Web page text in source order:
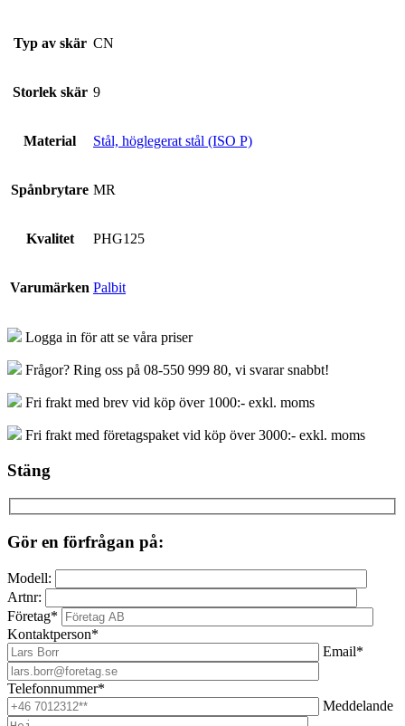
Typ av skär CN
Storlek skär 9
Material Stål, höglegerat stål (ISO P)
Spånbrytare MR
Kvalitet PHG125
Varumärken Palbit
Logga in för att se våra priser
Frågor? Ring oss på 08-550 999 80, vi svarar snabbt!
Fri frakt med brev vid köp över 1000:- exkl. moms
Fri frakt med företagspaket vid köp över 3000:- exkl. moms
Stäng
Gör en förfrågan på:
Modell:
Artnr:
Företag*
Kontaktperson*
Email*
Telefonnummer*
Meddelande